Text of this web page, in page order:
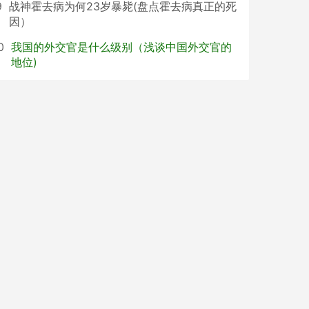
战神霍去病为何23岁暴毙(盘点霍去病真正的死
因）
我国的外交官是什么级别（浅谈中国外交官的
地位)